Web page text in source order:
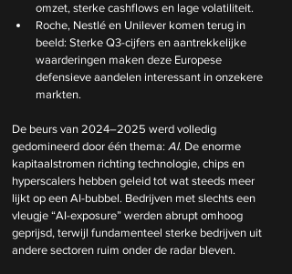
omzet, sterke cashflows en lage volatiliteit.
Roche, Nestlé en Unilever komen terug in
beeld: Sterke Q3-cijfers en aantrekkelijke
waarderingen maken deze Europese
defensieve aandelen interessant in onzekere
markten.
De beurs van 2024–2025 werd volledig
gedomineerd door één thema: AI. De enorme
kapitaalstromen richting technologie, chips en
hyperscalers hebben geleid tot wat steeds meer
lijkt op een AI-bubbel. Bedrijven met slechts een
vleugje “AI-exposure” werden abrupt omhoog
geprijsd, terwijl fundamenteel sterke bedrijven uit
andere sectoren ruim onder de radar bleven.